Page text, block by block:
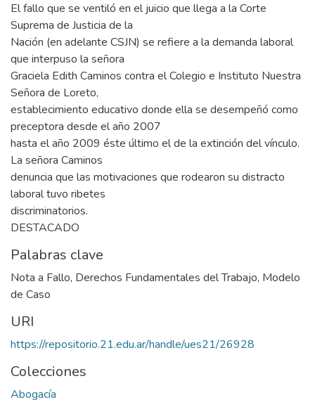
El fallo que se ventiló en el juicio que llega a la Corte
Suprema de Justicia de la
Nación (en adelante CSJN) se refiere a la demanda laboral
que interpuso la señora
Graciela Edith Caminos contra el Colegio e Instituto Nuestra
Señora de Loreto,
establecimiento educativo donde ella se desempeñó como
preceptora desde el año 2007
hasta el año 2009 éste último el de la extinción del vínculo.
La señora Caminos
denuncia que las motivaciones que rodearon su distracto
laboral tuvo ribetes
discriminatorios.
DESTACADO
Palabras clave
Nota a Fallo, Derechos Fundamentales del Trabajo, Modelo
de Caso
URI
https://repositorio.21.edu.ar/handle/ues21/26928
Colecciones
Abogacía